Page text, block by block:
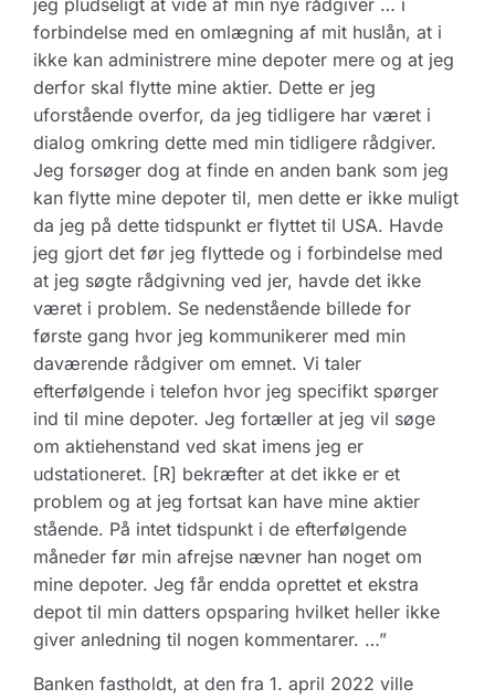
jeg pludseligt at vide af min nye rådgiver … i
forbindelse med en omlægning af mit huslån, at i
ikke kan administrere mine depoter mere og at jeg
derfor skal flytte mine aktier. Dette er jeg
uforstående overfor, da jeg tidligere har været i
dialog omkring dette med min tidligere rådgiver.
Jeg forsøger dog at finde en anden bank som jeg
kan flytte mine depoter til, men dette er ikke muligt
da jeg på dette tidspunkt er flyttet til USA. Havde
jeg gjort det før jeg flyttede og i forbindelse med
at jeg søgte rådgivning ved jer, havde det ikke
været i problem. Se nedenstående billede for
første gang hvor jeg kommunikerer med min
daværende rådgiver om emnet. Vi taler
efterfølgende i telefon hvor jeg specifikt spørger
ind til mine depoter. Jeg fortæller at jeg vil søge
om aktiehenstand ved skat imens jeg er
udstationeret. [R] bekræfter at det ikke er et
problem og at jeg fortsat kan have mine aktier
stående. På intet tidspunkt i de efterfølgende
måneder før min afrejse nævner han noget om
mine depoter. Jeg får endda oprettet et ekstra
depot til min datters opsparing hvilket heller ikke
giver anledning til nogen kommentarer. …”
Banken fastholdt, at den fra 1. april 2022 ville